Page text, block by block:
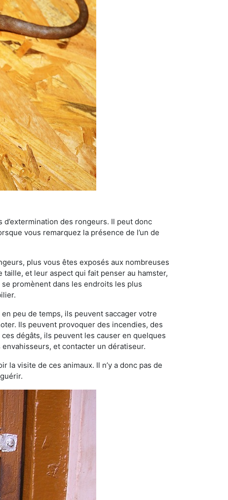
des rongeurs. Il peut donc
vous remarquez la présence de l’un de
plus vous êtes exposés aux nombreuses
taille, et leur aspect qui fait penser au hamster,
promènent dans les endroits les plus
peu de temps, ils peuvent saccager votre
Ils peuvent provoquer des incendies, des
dégâts, ils peuvent les causer en quelques
et contacter un dératiseur.
visite de ces animaux. Il n’y a donc pas de